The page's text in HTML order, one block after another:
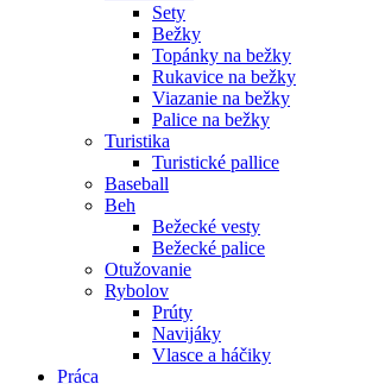
Sety
Bežky
Topánky na bežky
Rukavice na bežky
Viazanie na bežky
Palice na bežky
Turistika
Turistické pallice
Baseball
Beh
Bežecké vesty
Bežecké palice
Otužovanie
Rybolov
Prúty
Navijáky
Vlasce a háčiky
Práca